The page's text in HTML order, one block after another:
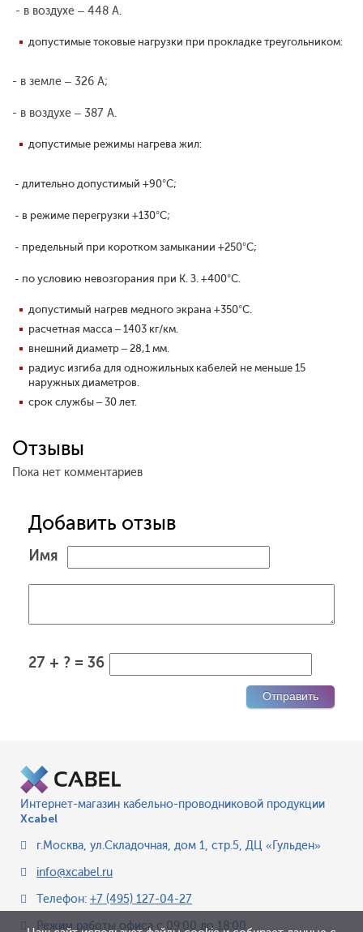
- в воздухе – 448 А.
допустимые токовые нагрузки при прокладке треугольником:
- в земле – 326 А;
- в воздухе – 387 А.
допустимые режимы нагрева жил:
- длительно допустимый +90°С;
- в режиме перегрузки +130°С;
- предельный при коротком замыкании +250°С;
- по условию невозгорания при К. З. +400°С.
допустимый нагрев медного экрана +350°С.
расчетная масса – 1403 кг/км.
внешний диаметр – 28,1 мм.
радиус изгиба для одножильных кабелей не меньше 15
наружных диаметров.
срок службы – 30 лет.
Отзывы
Пока нет комментариев
Добавить отзыв
Имя
27 + ? = 36
Интернет-магазин кабельно-проводниковой продукции
Xcabel
г.Москва, ул.Складочная, дом 1, стр.5, ДЦ «Гульден»
info@xcabel.ru
Телефон: +7 (495) 127-04-27
Режим работы офиса с 09:00 до 18:00